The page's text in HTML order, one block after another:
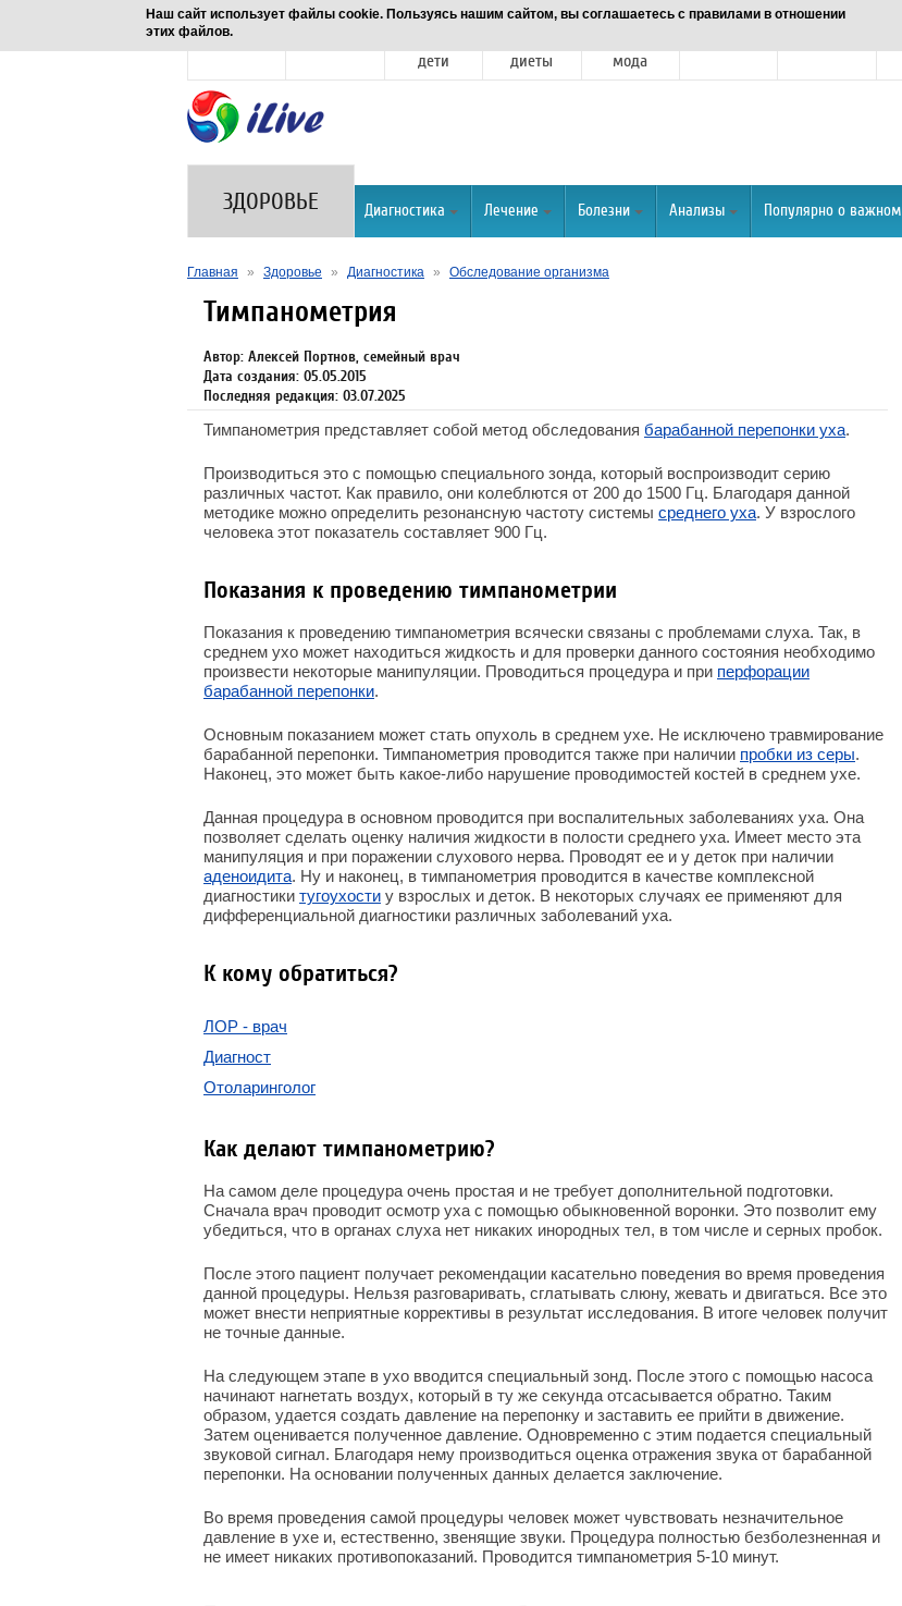
Наш сайт использует файлы cookie. Пользуясь нашим сайтом, вы соглашаетесь с правилами в отношении
этих файлов.Новости
дети
диеты
мода
ЗДОРОВЬЕ Диагностика Лечение Болезни Анализы Популярно о важном
Главная » Здоровье » Диагностика » Обследование организма
Тимпанометрия
Автор: Алексей Портнов, семейный врач
Дата создания: 05.05.2015
Последняя редакция: 03.07.2025
Тимпанометрия представляет собой метод обследования барабанной перепонки уха.
Производиться это с помощью специального зонда, который воспроизводит серию
различных частот. Как правило, они колеблются от 200 до 1500 Гц. Благодаря данной
методике можно определить резонансную частоту системы среднего уха. У взрослого
человека этот показатель составляет 900 Гц.
Показания к проведению тимпанометрии
Показания к проведению тимпанометрия всячески связаны с проблемами слуха. Так, в
среднем ухо может находиться жидкость и для проверки данного состояния необходимо
произвести некоторые манипуляции. Проводиться процедура и при перфорации
барабанной перепонки.
Основным показанием может стать опухоль в среднем ухе. Не исключено травмирование
барабанной перепонки. Тимпанометрия проводится также при наличии пробки из серы.
Наконец, это может быть какое-либо нарушение проводимостей костей в среднем ухе.
Данная процедура в основном проводится при воспалительных заболеваниях уха. Она
позволяет сделать оценку наличия жидкости в полости среднего уха. Имеет место эта
манипуляция и при поражении слухового нерва. Проводят ее и у деток при наличии
аденоидита. Ну и наконец, в тимпанометрия проводится в качестве комплексной
диагностики тугоухости у взрослых и деток. В некоторых случаях ее применяют для
дифференциальной диагностики различных заболеваний уха.
К кому обратиться?
ЛОР - врач
Диагност
Отоларинголог
Как делают тимпанометрию?
На самом деле процедура очень простая и не требует дополнительной подготовки.
Сначала врач проводит осмотр уха с помощью обыкновенной воронки. Это позволит ему
убедиться, что в органах слуха нет никаких инородных тел, в том числе и серных пробок.
После этого пациент получает рекомендации касательно поведения во время проведения
данной процедуры. Нельзя разговаривать, сглатывать слюну, жевать и двигаться. Все это
может внести неприятные коррективы в результат исследования. В итоге человек получит
не точные данные.
На следующем этапе в ухо вводится специальный зонд. После этого с помощью насоса
начинают нагнетать воздух, который в ту же секунда отсасывается обратно. Таким
образом, удается создать давление на перепонку и заставить ее прийти в движение.
Затем оценивается полученное давление. Одновременно с этим подается специальный
звуковой сигнал. Благодаря нему производиться оценка отражения звука от барабанной
перепонки. На основании полученных данных делается заключение.
Во время проведения самой процедуры человек может чувствовать незначительное
давление в ухе и, естественно, звенящие звуки. Процедура полностью безболезненная и
не имеет никаких противопоказаний. Проводится тимпанометрия 5-10 минут.